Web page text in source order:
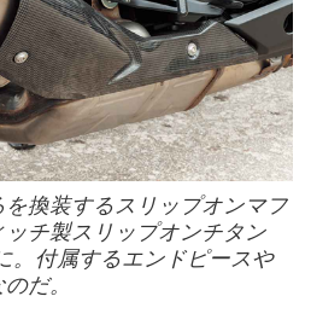
換装するスリップオンマフ
チ製スリップオンチタン
。付属するエンドピースや
だ。